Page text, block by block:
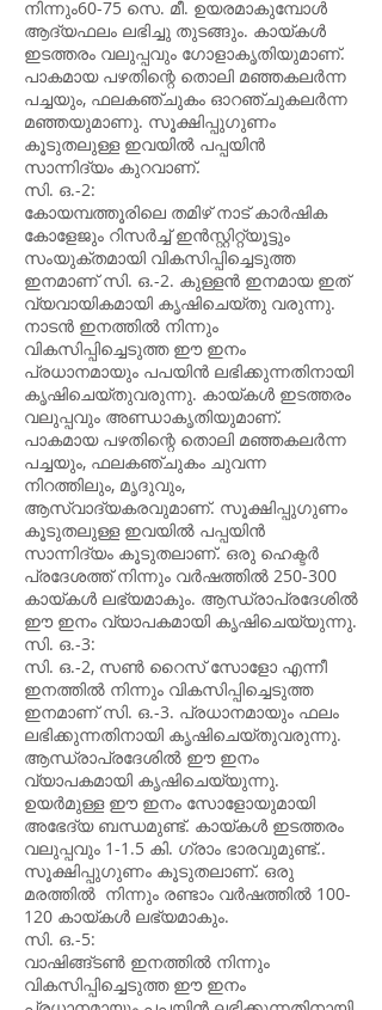
നിന്നും60-75 സെ. മീ. ഉയരമാകുമ്പോൾ
ആദ്യഫലം ലഭിച്ചു തുടങ്ങും. കായ്കൾ
ഇടത്തരം വലുപ്പവും ഗോളാകൃതിയുമാണ്.
പാകമായ പഴതിന്റെ തൊലി മഞ്ഞകലർന്ന
പച്ചയും, ഫലകഞ്ചുകം ഓറഞ്ചുകലർന്ന
മഞ്ഞയുമാണു. സൂക്ഷിപ്പുഗുണം
കൂടുതലുള്ള ഇവയിൽ പപ്പയിൻ
സാന്നിദ്യം കുറവാണ്.
സി. ഒ.-2:
കോയമ്പത്തൂരിലെ തമിഴ് നാട് കാർഷിക
കോളേജും റിസർച്ച് ഇൻസ്റ്റിറ്റ്യൂട്ടും
സംയുക്തമായി വികസിപ്പിച്ചെടുത്ത
ഇനമാണ് സി. ഒ.-2. കുള്ളൻ ഇനമായ ഇത്
വ്യവായികമായി കൃഷിചെയ്തു വരുന്നു.
നാടൻ ഇനത്തിൽ നിന്നും
വികസിപ്പിച്ചെടുത്ത ഈ ഇനം
പ്രധാനമായും പപയിൻ ലഭിക്കുന്നതിനായി
കൃഷിചെയ്തുവരുന്നു. കായ്കൾ ഇടത്തരം
വലുപ്പവും അണ്ഡാകൃതിയുമാണ്.
പാകമായ പഴതിന്റെ തൊലി മഞ്ഞകലർന്ന
പച്ചയും, ഫലകഞ്ചുകം ചുവന്ന
നിറത്തിലും, മൃദുവും,
ആസ്വാദ്യകരവുമാണ്. സൂക്ഷിപ്പുഗുണം
കൂടുതലുള്ള ഇവയിൽ പപ്പയിൻ
സാന്നിദ്യം കൂടുതലാണ്. ഒരു ഹെക്ടർ
പ്രദേശത്ത് നിന്നും വർഷത്തിൽ 250-300
കായ്കൾ ലഭ്യമാകും. ആന്ധ്രാപ്രദേശിൽ
ഈ ഇനം വ്യാപകമായി കൃഷിചെയ്യുന്നു.
സി. ഒ.-3:
സി. ഒ.-2, സൺ റൈസ് സോളോ എന്നീ
ഇനത്തിൽ നിന്നും വികസിപ്പിച്ചെടുത്ത
ഇനമാണ് സി. ഒ.-3. പ്രധാനമായും ഫലം
ലഭിക്കുന്നതിനായി കൃഷിചെയ്തുവരുന്നു.
ആന്ധ്രാപ്രദേശിൽ ഈ ഇനം
വ്യാപകമായി കൃഷിചെയ്യുന്നു.
ഉയർമുള്ള ഈ ഇനം സോളോയുമായി
അഭേദ്യ ബന്ധമുണ്ട്. കായ്കൾ ഇടത്തരം
വലുപ്പവും 1-1.5 കി. ഗ്രാം ഭാരവുമുണ്ട്..
സൂക്ഷിപ്പുഗുണം കൂടുതലാണ്. ഒരു
മരത്തിൽ നിന്നും രണ്ടാം വർഷത്തിൽ 100-
120 കായ്കൾ ലഭ്യമാകും.
സി. ഒ.-5:
വാഷിങ്ങ്ടൺ ഇനത്തിൽ നിന്നും
വികസിപ്പിച്ചെടുത്ത ഈ ഇനം